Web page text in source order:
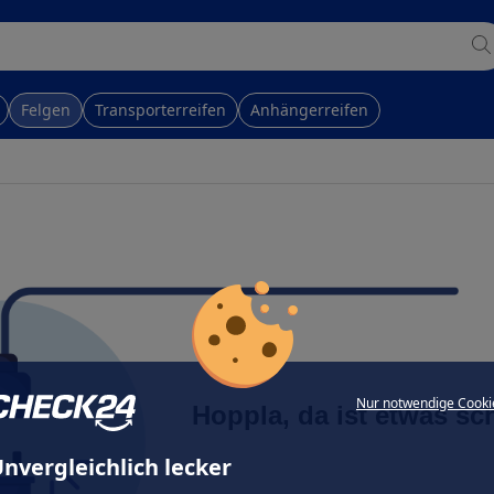
Nur notwendige
lecker
Felgen Transporterreifen Anhängerreifen
Hoppla, da ist etwas